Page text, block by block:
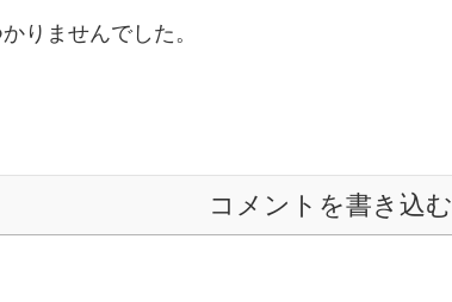
りませんでした。
コメントを書き込む